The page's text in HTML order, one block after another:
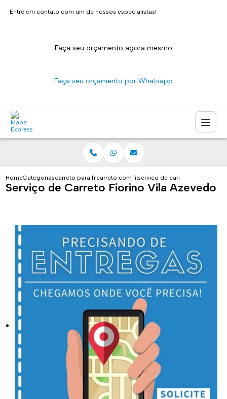
Entre em contato com um de nossos especialistas!
Faça seu orçamento agora mesmo
Faça seu orçamento por Whatsapp
HomeCategoriascarreto para fretescarreto com fiorino sao pauloservico de carreto fiorino vila
Serviço de Carreto Fiorino Vila Azevedo